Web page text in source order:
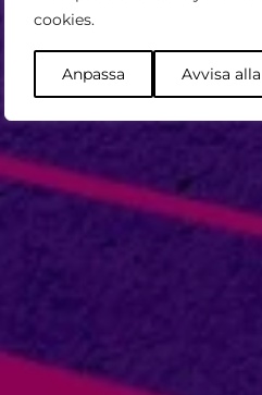
cookies.
Anpassa Avvisa alla